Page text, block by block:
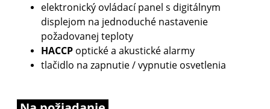
elektronický ovládací panel s digitálnym
displejom na jednoduché nastavenie
požadovanej teploty
HACCPoptické a akustické alarmy
tlačidlo na zapnutie / vypnutie osvetlenia